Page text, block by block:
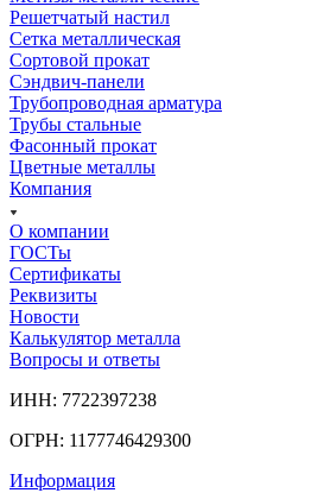
Решетчатый настил
Сетка металлическая
Сортовой прокат
Сэндвич-панели
Трубопроводная арматура
Трубы стальные
Фасонный прокат
Цветные металлы
Компания
О компании
ГОСТы
Сертификаты
Реквизиты
Новости
Калькулятор металла
Вопросы и ответы
ИНН: 7722397238
ОГРН: 1177746429300
Информация